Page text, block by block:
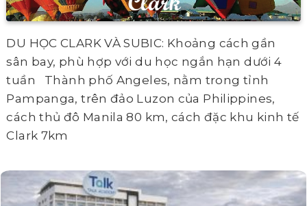
DU HỌC CLARK VÀ SUBIC: Khoảng cách gần
sân bay, phù hợp với du học ngắn hạn dưới 4
tuần Thành phố Angeles, nằm trong tỉnh
Pampanga, trên đảo Luzon của Philippines,
cách thủ đô Manila 80 km, cách đặc khu kinh tế
Clark 7km